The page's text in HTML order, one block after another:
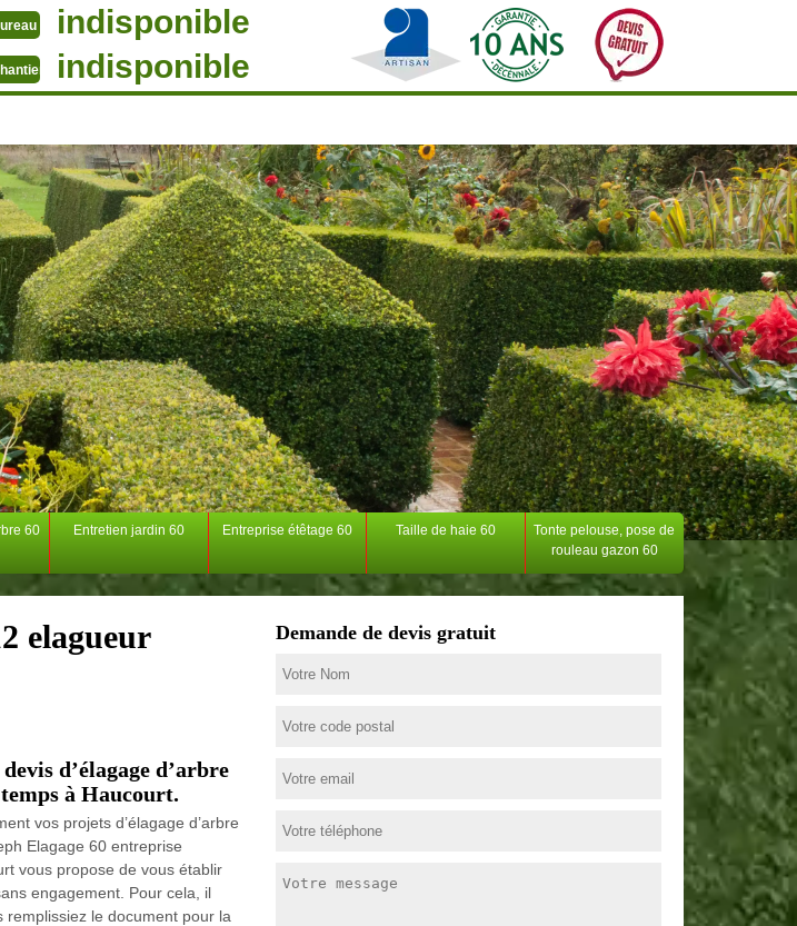
indisponible
indisponible
60 Entretien jardin 60 Entreprise étêtage 60 Taille de haie 60
Tonte pelouse, pose de
rouleau gazon 60
elagueur
d’élagage d’arbre
à Haucourt.
vos projets d’élagage d’arbre
Elagage 60 entreprise
vous propose de vous établir
engagement. Pour cela, il
remplissiez le document pour la
Demande de devis gratuit